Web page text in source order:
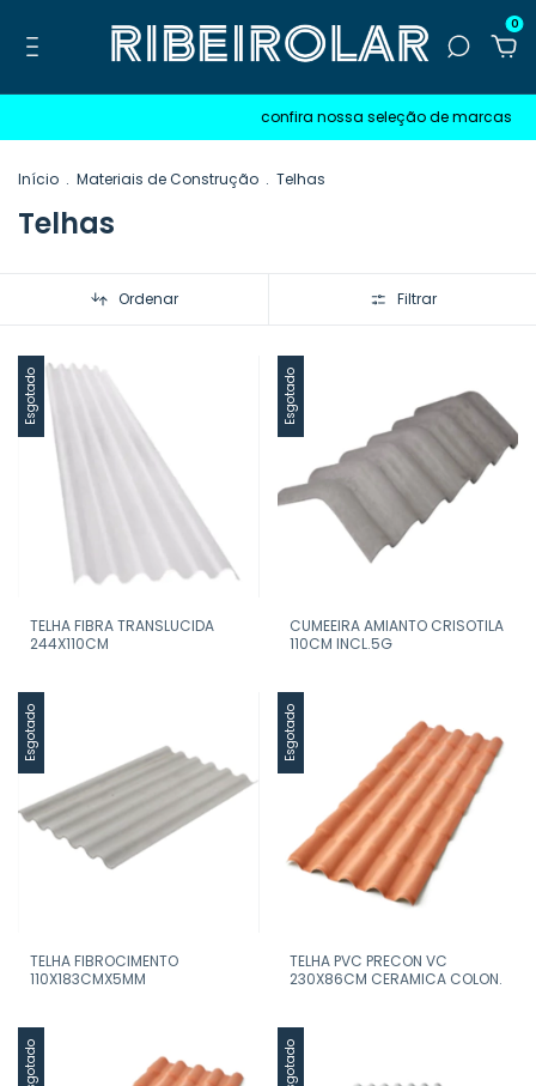
0
confira nossa seleção de marcas
Início . Materiais de Construção . Telhas
Telhas
Ordenar Filtrar
Esgotado
TELHA FIBRA TRANSLUCIDA
244X110CM
Esgotado
CUMEEIRA AMIANTO CRISOTILA
110CM INCL.5G
Esgotado
TELHA FIBROCIMENTO
110X183CMX5MM
Esgotado
TELHA PVC PRECON VC
230X86CM CERAMICA COLON.
Esgotado Esgotado